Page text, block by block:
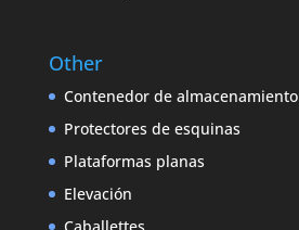
Other
Contenedor de almacenamiento
Protectores de esquinas
Plataformas planas
Elevación